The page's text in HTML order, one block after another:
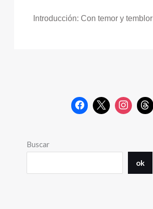
Introducción: Con temor y temblor
Buscar
ok